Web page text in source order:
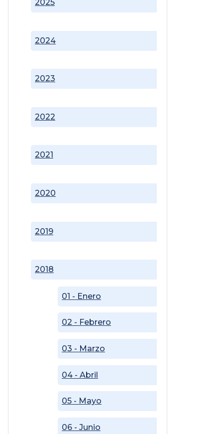
2018
01 - Enero
02 - Febrero
03 - Marzo
04 - Abril
05 - Mayo
06 - Junio
2019
2020
2021
2022
2023
2024
2025